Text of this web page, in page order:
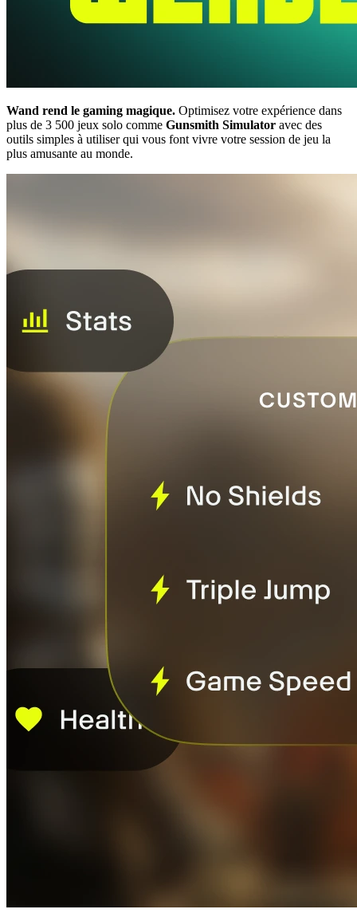
Wand rend le gaming magique. Optimisez votre expérience dans
plus de 3 500 jeux solo comme Gunsmith Simulator avec des
outils simples à utiliser qui vous font vivre votre session de jeu la
plus amusante au monde.